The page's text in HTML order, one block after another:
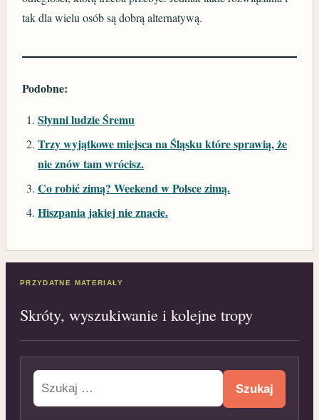
tak dla wielu osób są dobrą alternatywą.
Podobne:
Słynni ludzie Śremu
Trzy wyjątkowe miejsca na Śląsku które sprawią, że
nie znów tam wrócisz.
Co robić zimą? Weekend w Polsce zimą.
Hiszpania jakiej nie znacie.
PRZYDATNE MATERIAŁY
Skróty, wyszukiwanie i kolejne tropy
Szukaj: